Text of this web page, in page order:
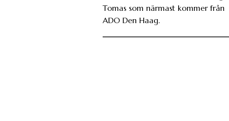
Tomas som närmast kommer från
ADO Den Haag.